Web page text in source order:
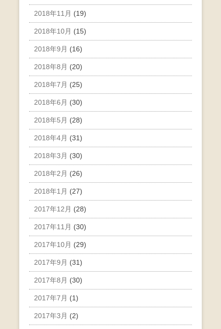
2018年11月 (19)
2018年10月 (15)
2018年9月 (16)
2018年8月 (20)
2018年7月 (25)
2018年6月 (30)
2018年5月 (28)
2018年4月 (31)
2018年3月 (30)
2018年2月 (26)
2018年1月 (27)
2017年12月 (28)
2017年11月 (30)
2017年10月 (29)
2017年9月 (31)
2017年8月 (30)
2017年7月 (1)
2017年3月 (2)